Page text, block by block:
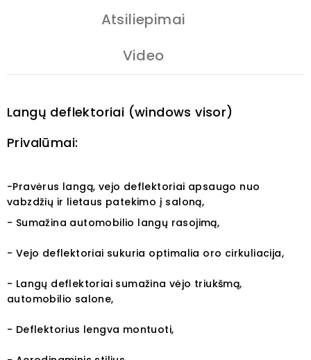
Atsiliepimai
Video
Langų deflektoriai (windows visor)
Privalūmai:
-Pravėrus langą, vejo deflektoriai apsaugo nuo
vabzdžių ir lietaus patekimo į saloną,
- Sumažina automobilio langų rasojimą,
- Vejo deflektoriai sukuria optimalia oro cirkuliacija,
- Langų deflektoriai sumažina vėjo triukšmą,
automobilio salone,
- Deflektorius lengva montuoti,